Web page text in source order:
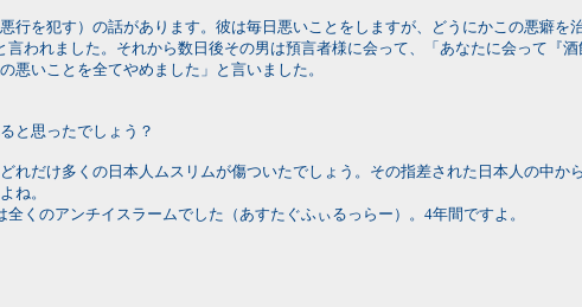
を犯す）の話があります。彼は毎日悪いことをしますが、どうにかこの悪癖を
われました。それから数日後その男は預言者様に会って、「あなたに会って『
いことを全てやめました」と言いました。
と思ったでしょう？
だけ多くの日本人ムスリムが傷ついたでしょう。その指差された日本人の中か
ね。
くのアンチイスラームでした（あすたぐふぃるっらー）。4年間ですよ。